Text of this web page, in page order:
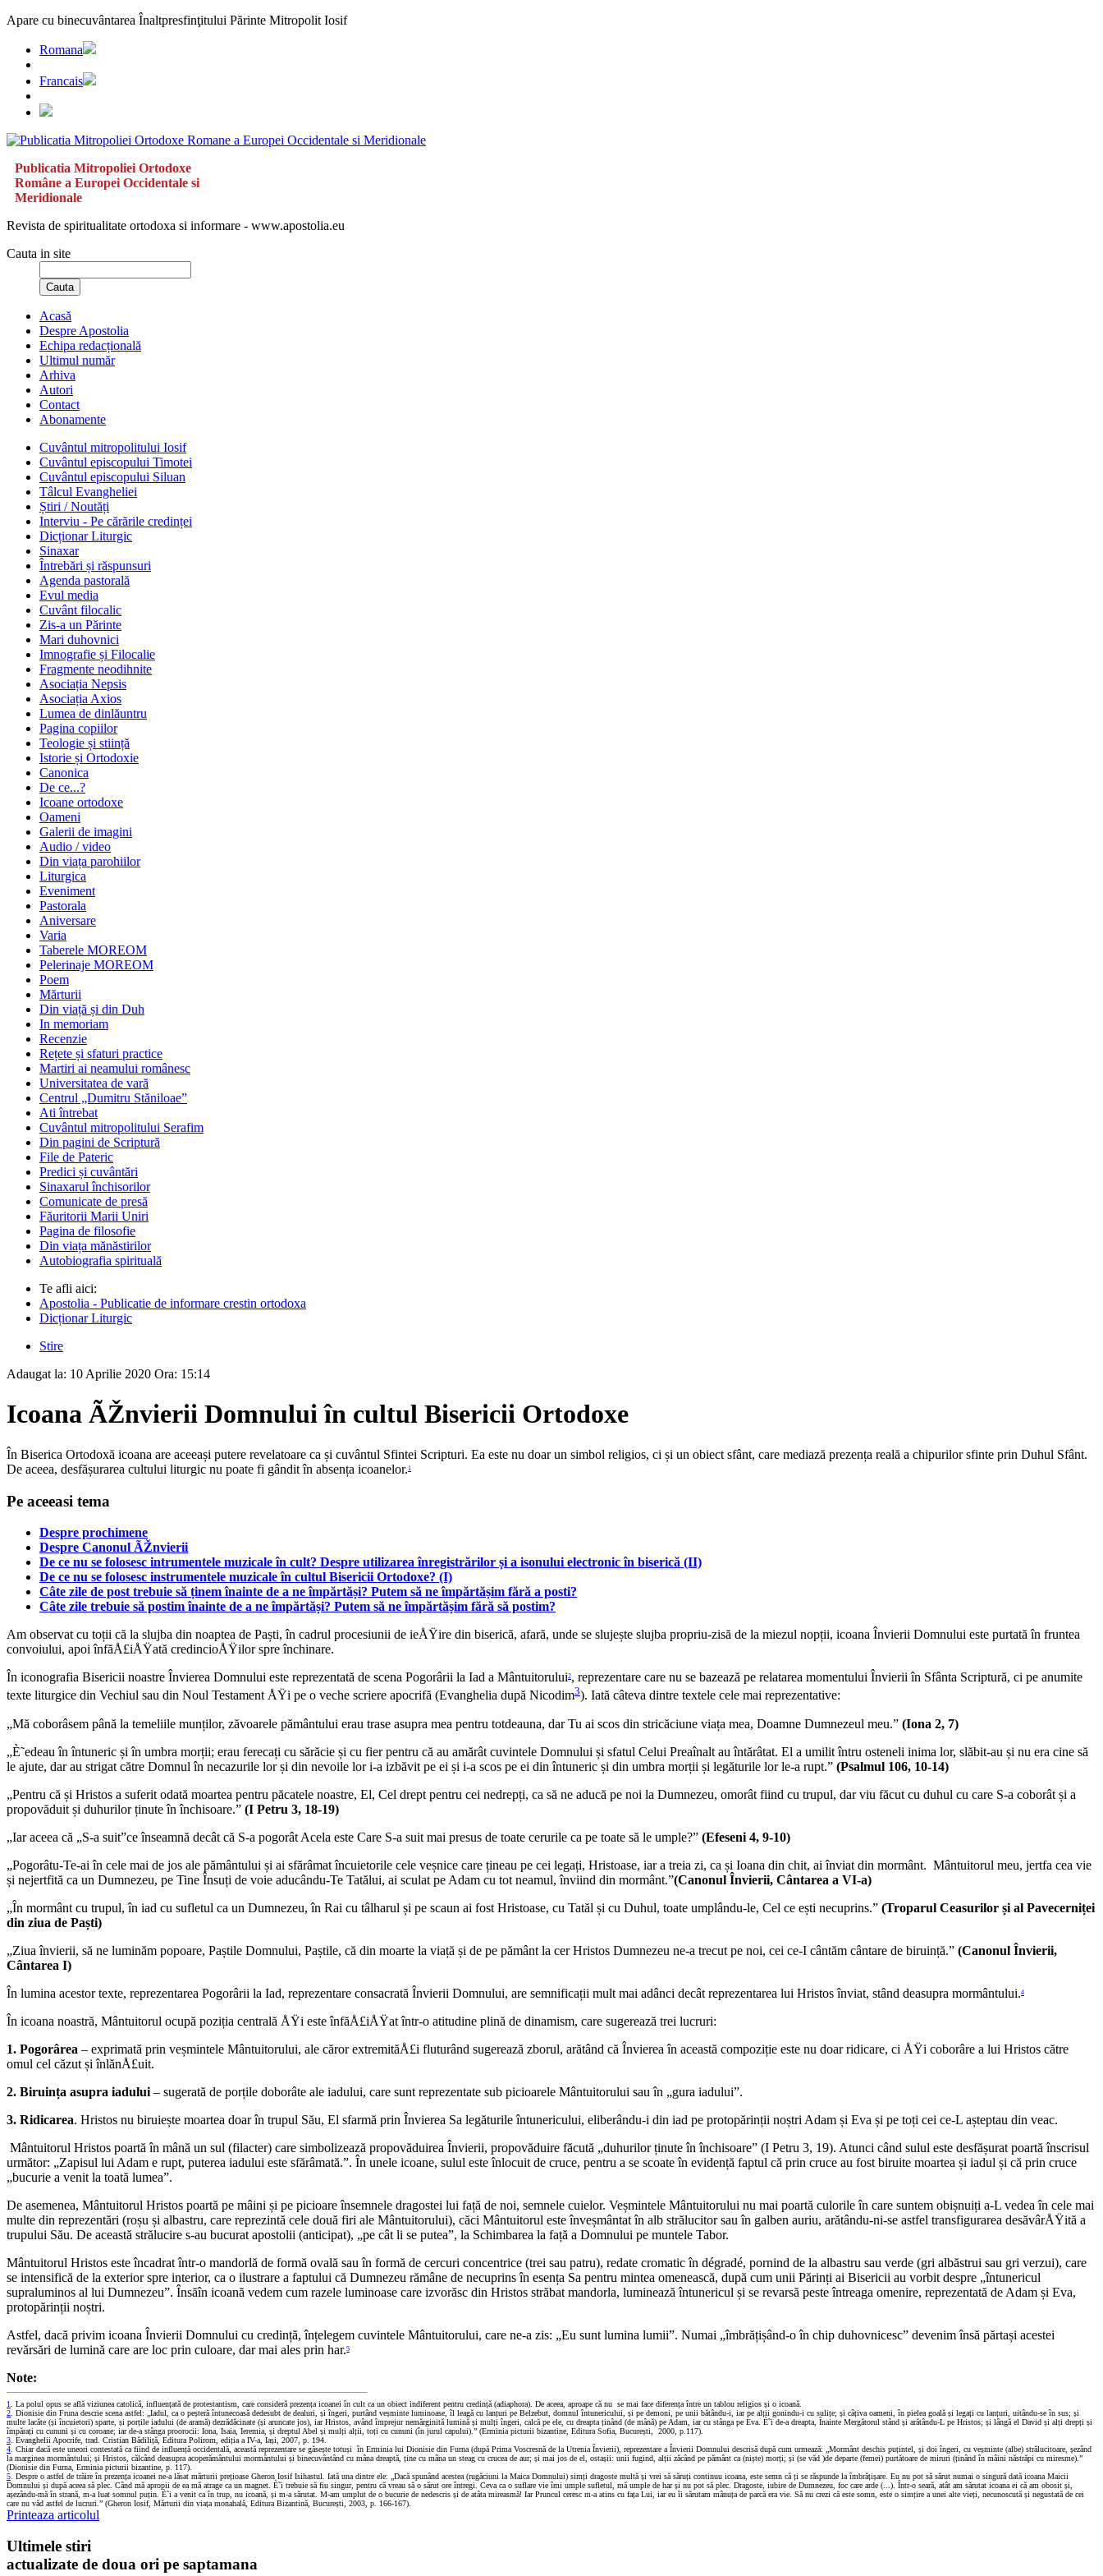
Apare cu binecuvântarea Înaltpresfinţitului Părinte Mitropolit Iosif
Romana
Francais
Publicatia Mitropoliei Ortodoxe
Române a Europei Occidentale si
Meridionale
Revista de spiritualitate ortodoxa si informare - www.apostolia.eu
Cauta in site
Cauta
Acasă
Despre Apostolia
Echipa redacțională
Ultimul număr
Arhiva
Autori
Contact
Abonamente
Cuvântul mitropolitului Iosif
Cuvântul episcopului Timotei
Cuvântul episcopului Siluan
Tâlcul Evangheliei
Știri / Noutăți
Interviu - Pe cărările credinței
Dicționar Liturgic
Sinaxar
Întrebări și răspunsuri
Agenda pastorală
Evul media
Cuvânt filocalic
Zis-a un Părinte
Mari duhovnici
Imnografie și Filocalie
Fragmente neodihnite
Asociația Nepsis
Asociația Axios
Lumea de dinlăuntru
Pagina copiilor
Teologie și stiință
Istorie și Ortodoxie
Canonica
De ce...?
Icoane ortodoxe
Oameni
Galerii de imagini
Audio / video
Din viața parohiilor
Liturgica
Eveniment
Pastorala
Aniversare
Varia
Taberele MOREOM
Pelerinaje MOREOM
Poem
Mărturii
Din viață și din Duh
In memoriam
Recenzie
Rețete și sfaturi practice
Martiri ai neamului românesc
Universitatea de vară
Centrul „Dumitru Stăniloae”
Ati întrebat
Cuvântul mitropolitului Serafim
Din pagini de Scriptură
File de Pateric
Predici și cuvântări
Sinaxarul închisorilor
Comunicate de presă
Făuritorii Marii Uniri
Pagina de filosofie
Din viața mănăstirilor
Autobiografia spirituală
Te afli aici:
Apostolia - Publicatie de informare crestin ortodoxa
Dicționar Liturgic
Stire
Adaugat la: 10 Aprilie 2020 Ora: 15:14
Icoana ÃŽnvierii Domnului în cultul Bisericii Ortodoxe
În Biserica Ortodoxă icoana are aceeași putere revelatoare ca și cuvântul Sfintei Scripturi. Ea este nu doar un simbol religios, ci și un obiect sfânt, care mediază prezența reală a chipurilor sfinte prin Duhul Sfânt.
De aceea, desfășurarea cultului liturgic nu poate fi gândit în absența icoanelor. 1
Pe aceeasi tema
Despre prochimene
Despre Canonul ÃŽnvierii
De ce nu se folosesc intrumentele muzicale în cult? Despre utilizarea înregistrărilor și a isonului electronic în biserică (II)
De ce nu se folosesc instrumentele muzicale în cultul Bisericii Ortodoxe? (I)
Câte zile de post trebuie să ținem înainte de a ne împărtăși? Putem să ne împărtășim fără a posti?
Câte zile trebuie să postim înainte de a ne împărtăși? Putem să ne împărtășim fără să postim?
Am observat cu toții că la slujba din noaptea de Paști, în cadrul procesiunii de ieÅŸire din biserică, afară, unde se slujește slujba propriu-zisă de la miezul nopții, icoana Învierii Domnului este purtată în fruntea
convoiului, apoi înfăÅ£iÅŸată credincioÅŸilor spre închinare.
În iconografia Bisericii noastre Învierea Domnului este reprezentată de scena Pogorârii la Iad a Mântuitorului2, reprezentare care nu se bazează pe relatarea momentului Învierii în Sfânta Scriptură, ci pe anumite
texte liturgice din Vechiul sau din Noul Testament ÅŸi pe o veche scriere apocrifă (Evanghelia după Nicodim3). Iată câteva dintre textele cele mai reprezentative:
„Mă coborâsem până la temeliile munților, zăvoarele pământului erau trase asupra mea pentru totdeauna, dar Tu ai scos din stricăciune viața mea, Doamne Dumnezeul meu.” (Iona 2, 7)
„È˜edeau în întuneric și în umbra morții; erau ferecați cu sărăcie și cu fier pentru că au amărât cuvintele Domnului și sfatul Celui Preaînalt au întărâtat. El a umilit întru osteneli inima lor, slăbit-au și nu era cine să
le ajute, dar au strigat către Domnul în necazurile lor și din nevoile lor i-a izbăvit pe ei și i-a scos pe ei din întuneric și din umbra morții și legăturile lor le-a rupt.” (Psalmul 106, 10-14)
„Pentru că și Hristos a suferit odată moartea pentru păcatele noastre, El, Cel drept pentru cei nedrepți, ca să ne aducă pe noi la Dumnezeu, omorât fiind cu trupul, dar viu făcut cu duhul cu care S-a coborât și a
propovăduit și duhurilor ținute în închisoare.” (I Petru 3, 18-19)
„Iar aceea că „S-a suit”ce înseamnă decât că S-a pogorât Acela este Care S-a suit mai presus de toate cerurile ca pe toate să le umple?” (Efeseni 4, 9-10)
„Pogorâtu-Te-ai în cele mai de jos ale pământului și ai sfărâmat încuietorile cele veșnice care țineau pe cei legați, Hristoase, iar a treia zi, ca și Ioana din chit, ai înviat din mormânt. Mântuitorul meu, jertfa cea vie
și nejertfită ca un Dumnezeu, pe Tine Însuți de voie aducându-Te Tatălui, ai sculat pe Adam cu tot neamul, înviind din mormânt.”(Canonul Învierii, Cântarea a VI-a)
„În mormânt cu trupul, în iad cu sufletul ca un Dumnezeu, în Rai cu tâlharul și pe scaun ai fost Hristoase, cu Tatăl și cu Duhul, toate umplându-le, Cel ce ești necuprins.” (Troparul Ceasurilor și al Pavecerniței
din ziua de Paști)
„Ziua învierii, să ne luminăm popoare, Paștile Domnului, Paștile, că din moarte la viață și de pe pământ la cer Hristos Dumnezeu ne-a trecut pe noi, cei ce-I cântăm cântare de biruință.” (Canonul Învierii,
Cântarea I)
În lumina acestor texte, reprezentarea Pogorârii la Iad, reprezentare consacrată Învierii Domnului, are semnificații mult mai adânci decât reprezentarea lui Hristos înviat, stând deasupra mormântului.4
În icoana noastră, Mântuitorul ocupă poziția centrală ÅŸi este înfăÅ£iÅŸat într-o atitudine plină de dinamism, care sugerează trei lucruri:
1. Pogorârea – exprimată prin veșmintele Mântuitorului, ale căror extremităÅ£i fluturând sugerează zborul, arătând că Învierea în această compoziție este nu doar ridicare, ci ÅŸi coborâre a lui Hristos către
omul cel căzut și înlănÅ£uit.
2. Biruința asupra iadului – sugerată de porțile doborâte ale iadului, care sunt reprezentate sub picioarele Mântuitorului sau în „gura iadului”.
3. Ridicarea. Hristos nu biruiește moartea doar în trupul Său, El sfarmă prin Învierea Sa legăturile întunericului, eliberându-i din iad pe protopărinții noștri Adam și Eva și pe toți cei ce-L așteptau din veac.
Mântuitorul Hristos poartă în mână un sul (filacter) care simbolizează propovăduirea Învierii, propovăduire făcută „duhurilor ținute în închisoare” (I Petru 3, 19). Atunci când sulul este desfășurat poartă înscrisul
următor: „Zapisul lui Adam e rupt, puterea iadului este sfărâmată.”. În unele icoane, sulul este înlocuit de cruce, pentru a se scoate în evidență faptul că prin cruce au fost biruite moartea și iadul și că prin cruce
„bucurie a venit la toată lumea”.
De asemenea, Mântuitorul Hristos poartă pe mâini și pe picioare însemnele dragostei lui față de noi, semnele cuielor. Veșmintele Mântuitorului nu mai poartă culorile în care suntem obișnuiți a-L vedea în cele mai
multe din reprezentări (roșu și albastru, care reprezintă cele două firi ale Mântuitorului), căci Mântuitorul este înveșmântat în alb strălucitor sau în galben auriu, arătându-ni-se astfel transfigurarea desăvârÅŸită a
trupului Său. De această strălucire s-au bucurat apostolii (anticipat), „pe cât li se putea”, la Schimbarea la față a Domnului pe muntele Tabor.
Mântuitorul Hristos este încadrat într-o mandorlă de formă ovală sau în formă de cercuri concentrice (trei sau patru), redate cromatic în dégradé, pornind de la albastru sau verde (gri albăstrui sau gri verzui), care
se intensifică de la exterior spre interior, ca o ilustrare a faptului că Dumnezeu rămâne de necuprins în esența Sa pentru mintea omenească, după cum unii Părinți ai Bisericii au vorbit despre „întunericul
supraluminos al lui Dumnezeu”. Însăîn icoană vedem cum razele luminoase care izvorăsc din Hristos străbat mandorla, luminează întunericul și se revarsă peste întreaga omenire, reprezentată de Adam și Eva,
protopărinții noștri.
Astfel, dacă privim icoana Învierii Domnului cu credință, înțelegem cuvintele Mântuitorului, care ne-a zis: „Eu sunt lumina lumii”. Numai „îmbrățișând-o în chip duhovnicesc” devenim însă părtași acestei
revărsări de lumină care are loc prin culoare, dar mai ales prin har.5
Note:
1
. La polul opus se află viziunea catolică, influențată de protestantism, care consideră prezența icoanei în cult ca un obiect indiferent pentru credință (adiaphora). De aceea, aproape că nu se mai face diferența între un tablou religios și o icoană.
2 . Dionisie din Fruna descrie scena astfel: „Iadul, ca o peșteră întunecoasă dedesubt de dealuri, și îngeri, purtând veșminte luminoase, îl leagă cu lanțuri pe Belzebut, domnul întunericului, și pe demoni, pe unii bătându-i, iar pe alții gonindu-i cu sulițe; și câțiva oameni, în pielea goală și legați cu lanțuri, uitându-se în sus; și
multe lacăte (și încuietori) sparte, și porțile iadului (de aramă) dezrădăcinate (și aruncate jos), iar Hristos, având împrejur nemărginită lumină și mulți îngeri, calcă pe ele, cu dreapta ținând (de mână) pe Adam, iar cu stânga pe Eva. È˜i de-a dreapta, Înainte Mergătorul stând și arătându-L pe Hristos; și lângă el David și alți drepți și
împărați cu cununi și cu coroane; iar de-a stânga proorocii: Iona, Isaia, Ieremia, și dreptul Abel și mulți alții, toți cu cununi (în jurul capului).” (Erminia picturii bizantine, Editura Sofia, București, 2000, p.117).
3 . Evanghelii Apocrife, trad. Cristian Bădiliță, Editura Polirom, ediția a IV-a, Iași, 2007, p. 194.
4 . Chiar dacă este uneori contestată ca fiind de influență occidentală, această reprezentare se găsește totuși în Erminia lui Dionisie din Furna (după Prima Voscresnă de la Utrenia Învierii), reprezentare a Învierii Domnului descrisă după cum urmează: „Mormânt deschis puțintel, și doi îngeri, cu veșminte (albe) strălucitoare, șezând
la marginea mormântului; și Hristos, călcând deasupra acoperământului mormântului și binecuvântând cu mâna dreaptă, ține cu mâna un steag cu crucea de aur; și mai jos de el, ostașii: unii fugind, alții zăcând pe pământ ca (niște) morți; și (se văd )de departe (femei) purtătoare de miruri (ținând în mâini năstrăpi cu miresme).”
(Dionisie din Furna, Erminia picturii bizantine, p. 117).
5 . Despre o astfel de trăire în prezența icoanei ne-a lăsat mărturii prețioase Gheron Iosif Isihastul. Iată una dintre ele: „Dacă spunând acestea (rugăciuni la Maica Domnului) simți dragoste multă și vrei să săruți continuu icoana, este semn că ți se răspunde la îmbrățișare. Eu nu pot să sărut numai o singură dată icoana Maicii
Domnului și după aceea să plec. Când mă apropii de ea mă atrage ca un magnet. È˜i trebuie să fiu singur, pentru că vreau să o sărut ore întregi. Ceva ca o suflare vie îmi umple sufletul, mă umple de har și nu pot să plec. Dragoste, iubire de Dumnezeu, foc care arde (...). Într-o seară, atât am sărutat icoana ei că am obosit și,
așezându-mă în strană, m-a luat somnul puțin. È˜i a venit ca în trup, nu icoană, și m-a sărutat. M-am umplut de o bucurie de nedescris și de atâta mireasmă! Iar Pruncul ceresc m-a atins cu fața Lui, iar eu îi sărutam mânuța de parcă era vie. Să nu crezi că este somn, este o simțire a unei alte vieți, necunoscută și negustată de cei
care nu văd astfel de lucruri.” (Gheron Iosif, Mărturii din viața monahală, Editura Bizantină, București, 2003, p. 166-167).
Printeaza articolul
Ultimele stiri
actualizate de doua ori pe saptamana